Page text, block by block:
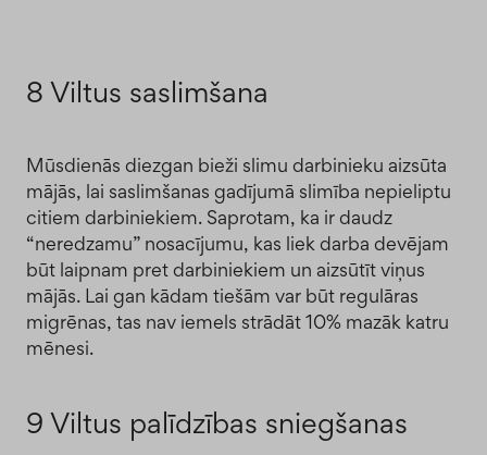
8 Viltus saslimšana
Mūsdienās diezgan bieži slimu darbinieku aizsūta
mājās, lai saslimšanas gadījumā slimība nepieliptu
citiem darbiniekiem. Saprotam, ka ir daudz
“neredzamu” nosacījumu, kas liek darba devējam
būt laipnam pret darbiniekiem un aizsūtīt viņus
mājās. Lai gan kādam tiešām var būt regulāras
migrēnas, tas nav iemels strādāt 10% mazāk katru
mēnesi.
9 Viltus palīdzības sniegšanas